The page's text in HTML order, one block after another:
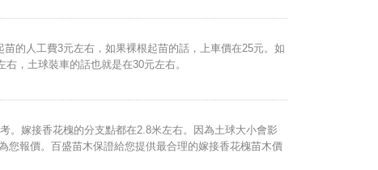
的人工費3元左右，如果裸根起苗的話，上車價在25元。如
，土球裝車的話也就是在30元左右。
。嫁接香花槐的分支點都在2.8米左右。因為土球大小會影
您報價。百盛苗木保證給您提供最合理的嫁接香花槐苗木價